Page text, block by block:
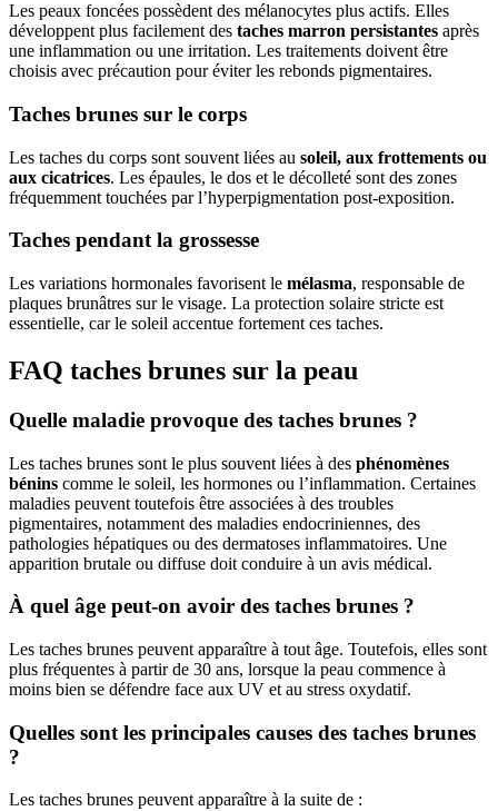
Les peaux foncées possèdent des mélanocytes plus actifs. Elles
développent plus facilement des taches marron persistantes après
une inflammation ou une irritation. Les traitements doivent être
choisis avec précaution pour éviter les rebonds pigmentaires.
Taches brunes sur le corps
Les taches du corps sont souvent liées au soleil, aux frottements ou
aux cicatrices. Les épaules, le dos et le décolleté sont des zones
fréquemment touchées par l’hyperpigmentation post-exposition.
Taches pendant la grossesse
Les variations hormonales favorisent le mélasma, responsable de
plaques brunâtres sur le visage. La protection solaire stricte est
essentielle, car le soleil accentue fortement ces taches.
FAQ taches brunes sur la peau
Quelle maladie provoque des taches brunes ?
Les taches brunes sont le plus souvent liées à des phénomènes
bénins comme le soleil, les hormones ou l’inflammation. Certaines
maladies peuvent toutefois être associées à des troubles
pigmentaires, notamment des maladies endocriniennes, des
pathologies hépatiques ou des dermatoses inflammatoires. Une
apparition brutale ou diffuse doit conduire à un avis médical.
À quel âge peut-on avoir des taches brunes ?
Les taches brunes peuvent apparaître à tout âge. Toutefois, elles sont
plus fréquentes à partir de 30 ans, lorsque la peau commence à
moins bien se défendre face aux UV et au stress oxydatif.
Quelles sont les principales causes des taches brunes
?
Les taches brunes peuvent apparaître à la suite de :